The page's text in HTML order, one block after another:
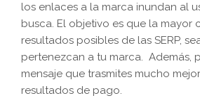
los enlaces a la marca inundan al
busca. El objetivo es que la mayor
resultados posibles de las SERP,
pertenezcan a tu marca. Además,
mensaje que trasmites mucho
resultados de pago.